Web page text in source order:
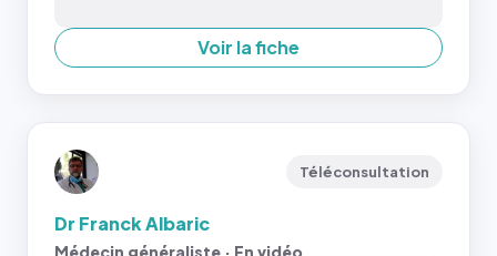
Voir la fiche
Téléconsultation
Dr Franck Albaric
Médecin généraliste · En vidéo